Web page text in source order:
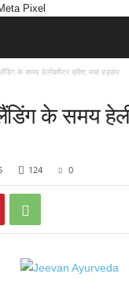
Pixel
के समय हेलीकॉप्‍टर क्रैश, मचा हड़कंप
के समय
124 0